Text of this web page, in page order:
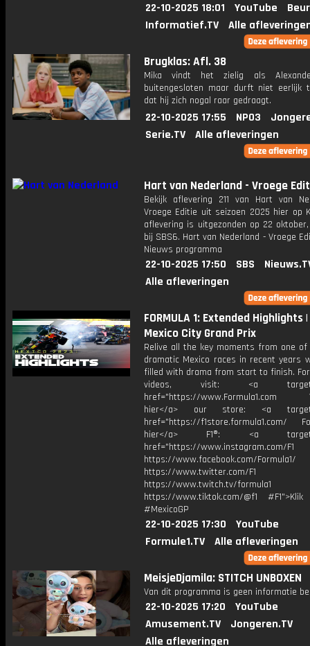
22-10-2025 18:01 YouTube
Informatief.TV
Alle
Brugklas: Afl. 38
Mika vindt het zielig als
buitengesloten maar durft niet eerlijk
dat hij zich nogal raar gedraagt.
22-10-2025 17:55 NPO3
Serie.TV
Alle afleveringen
Hart van Nederland - Vroege
Bekijk aflevering 211 van Hart van
Vroege Editie uit seizoen 2025 hier op
aflevering is uitgezonden op 22 oktober,
bij SBS6. Hart van Nederland - Vroege
Nieuws programma
22-10-2025 17:50 SBS
Alle afleveringen
FORMULA 1: Extended Highlights
Mexico City Grand Prix
Relive all the key moments from one
dramatic Mexico races in recent years
filled with drama from start to finish. For
videos, visit: <a
href="https://www.Formula1.com
hier</a> our store: <a
href="https://f1store.formula1.com/
hier</a> F1®: <a
href="https://www.instagram.com/F1
https://www.facebook.com/Formula1/
https://www.twitter.com/F1
https://www.twitch.tv/formula1
https://www.tiktok.com/@f1
#MexicoGP
22-10-2025 17:30
YouTube
Formule1.TV
Alle afleveringen
MeisjeDjamila: STITCH UNBOXEN
Van dit programma is geen informatie
22-10-2025 17:20
YouTube
Amusement.TV
Jongeren.TV
Alle afleveringen